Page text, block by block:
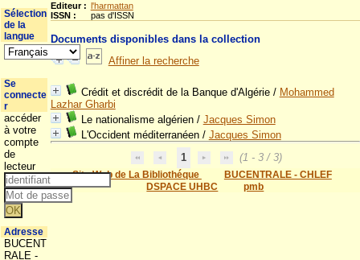
Editeur : l'harmattan
ISSN :
pas d'ISSN
Documents disponibles dans la collection
Affiner la recherche
Crédit et discrédit de la Banque d'Algérie/ Mohammed
Lazhar Gharbi
Le nationalisme algérien/ Jacques Simon
L'Occident méditerranéen/ Jacques Simon
1
(1 - 3 / 3)
Site Web de La Bibliothéque
BUCENTRALE - CHLEF
DSPACE UHBC
pmb
Sélection
de la
langue
Se
connecte
r
accéder
à votre
compte
de
lecteur
Adresse
BUCENT
RALE -